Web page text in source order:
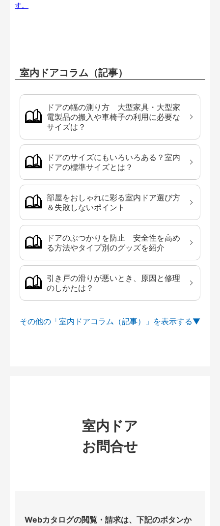
す。
室内ドアコラム（記事）
ドアの幅の測り方 大型家具・大型家
電製品の搬入や車椅子の利用に必要な
サイズは？
ドアのサイズにもいろいろある？室内
ドアの標準サイズとは？
部屋をおしゃれに彩る室内ドア選び方
＆失敗しないポイント
ドアのぶつかりを防止 安全性を高め
る方法やタイプ別のグッズを紹介
引き戸の滑りが悪いとき、原因と修理
のしかたは？
その他の「室内ドアコラム（記事）」を
室内ドア
お問合せ
Webカタログの閲覧・請求は、下記のボタンか